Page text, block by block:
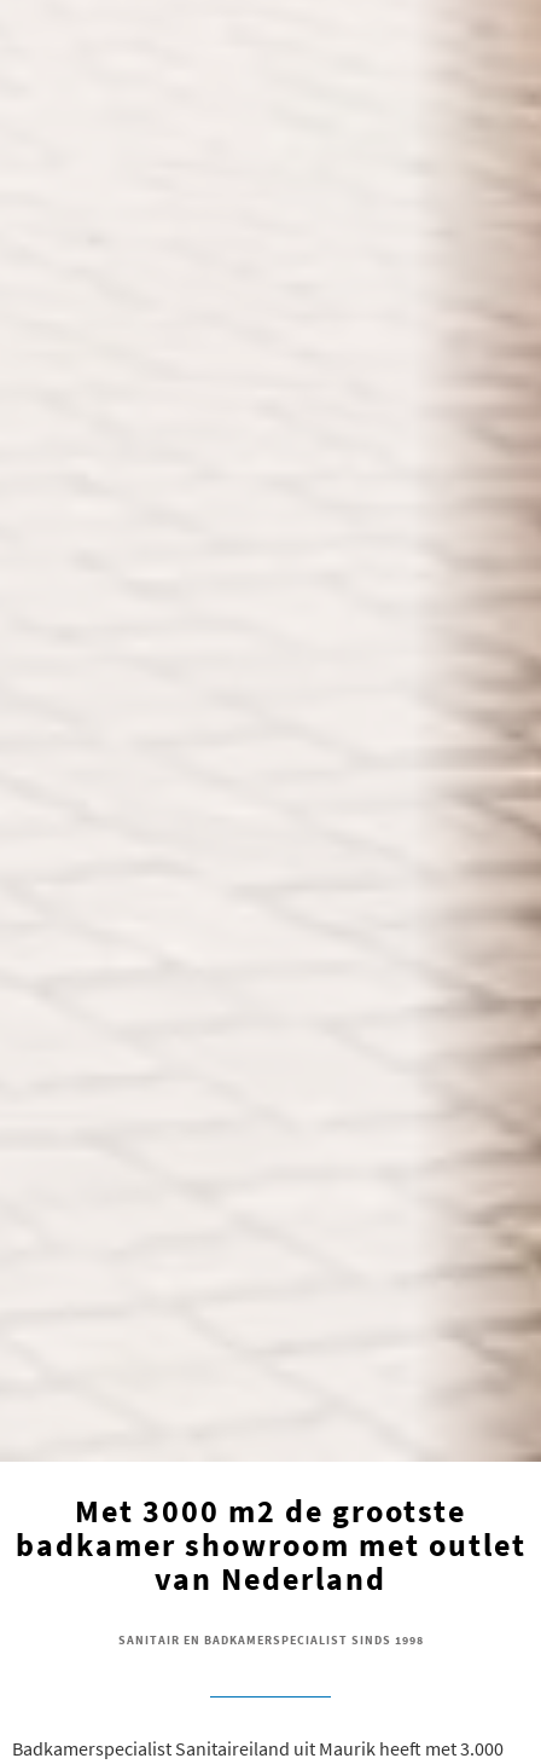
Met 3000 m2 de grootste
badkamer showroom met outlet
van Nederland
SANITAIR EN BADKAMERSPECIALIST SINDS 1998
Badkamerspecialist Sanitaireiland uit Maurik heeft met 3.000